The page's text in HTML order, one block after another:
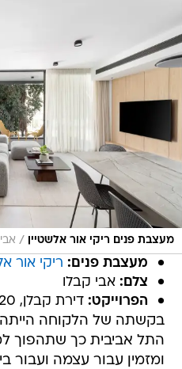
מעצבת פנים ריקי אור אלשטיין /
מעצבת פנים: ריקי אור
צלם: אבי קבלו
הפרוייקט: דירת קבלן, 120 מ"ר
בקשתה של הלקוחה
התל אביבית כך שתהפוך